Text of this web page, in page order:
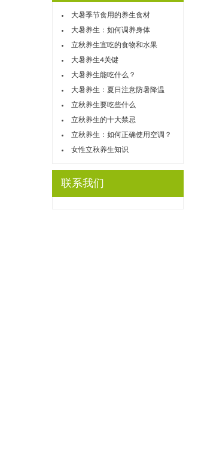
大暑季节食用的养生食材
大暑养生：如何调养身体
立秋养生宜吃的食物和水果
大暑养生4关键
大暑养生能吃什么？
大暑养生：夏日注意防暑降温
立秋养生要吃些什么
立秋养生的十大禁忌
立秋养生：如何正确使用空调？
女性立秋养生知识
联系我们